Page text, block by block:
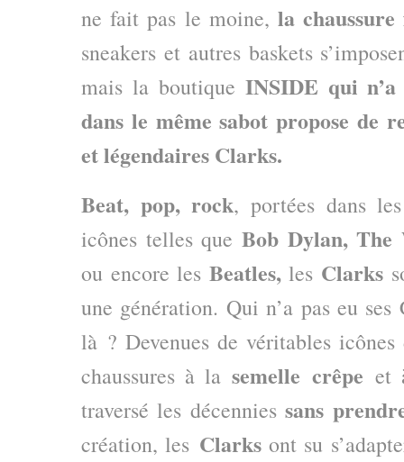
ne fait pas le moine, la
sneakers et autres baskets
mais la boutique INSIDE qui
dans le même sabot propose de
et légendaires Clarks.
Beat, pop, rock, portées dans
icônes telles que Bob Dylan, The
ou encore les Beatles,les Clarks
une génération. Qui n’a pas eu ses
là ? Devenues de véritables
chaussures à la semelle crêpe et
traversé les décenniessans
création, les Clarksont su